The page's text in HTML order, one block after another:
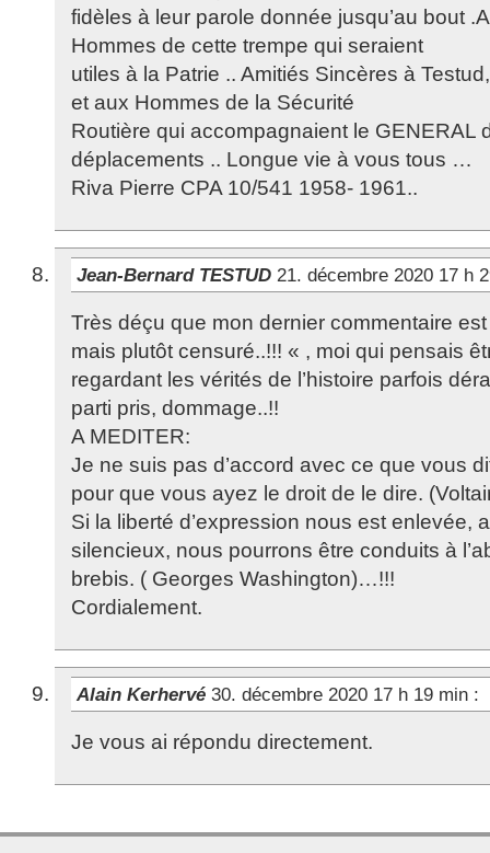
fidèles à leur parole donnée jusqu’au bout
Hommes de cette trempe qui seraient
utiles à la Patrie .. Amitiés Sincères à
et aux Hommes de la Sécurité
Routière qui accompagnaient le GENERAL
déplacements .. Longue vie à vous tous …
Riva Pierre CPA 10/541 1958- 1961..
Jean-Bernard TESTUD 21. décembre 2020 17 h
Très déçu que mon dernier commentaire
mais plutôt censuré..!!! « , moi qui pensais
regardant les vérités de l’histoire parfois
parti pris, dommage..!!
A MEDITER:
Je ne suis pas d’accord avec ce que vous
pour que vous ayez le droit de le dire.
Si la liberté d’expression nous est enlevée,
silencieux, nous pourrons être conduits à
brebis. ( Georges Washington)…!!!
Cordialement.
Alain Kerhervé 30. décembre 2020 17 h 19 min :
Je vous ai répondu directement.